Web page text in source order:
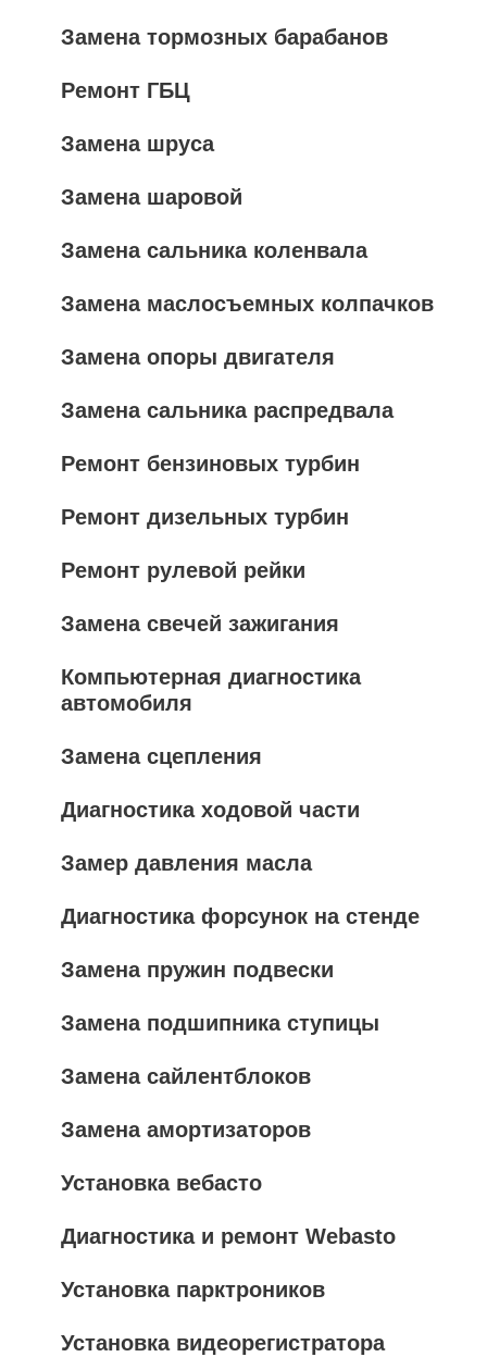
Замена тормозных барабанов
Ремонт ГБЦ
Замена шруса
Замена шаровой
Замена сальника коленвала
Замена маслосъемных колпачков
Замена опоры двигателя
Замена сальника распредвала
Ремонт бензиновых турбин
Ремонт дизельных турбин
Ремонт рулевой рейки
Замена свечей зажигания
Компьютерная диагностика
автомобиля
Замена сцепления
Диагностика ходовой части
Замер давления масла
Диагностика форсунок на стенде
Замена пружин подвески
Замена подшипника ступицы
Замена сайлентблоков
Замена амортизаторов
Установка вебасто
Диагностика и ремонт Webasto
Установка парктроников
Установка видеорегистратора